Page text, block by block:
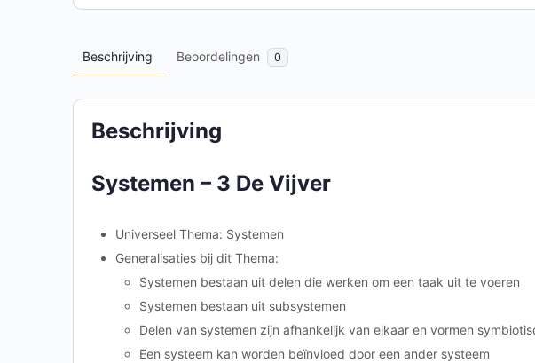
Beschrijving Beoordelingen 0
Beschrijving
Systemen – 3 De Vijver
Universeel Thema: Systemen
Generalisaties bij dit Thema:
Systemen bestaan uit delen die werken om een taak uit te voeren
Systemen bestaan uit subsystemen
Delen van systemen zijn afhankelijk van elkaar en vormen
Een systeem kan worden beïnvloed door een ander systeem